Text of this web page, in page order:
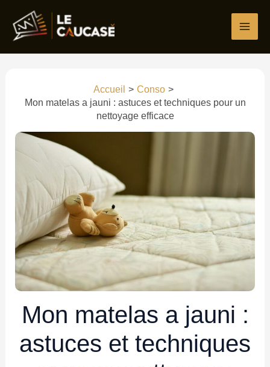
contenu
Accueil
Conso
Mon matelas a jauni : astuces et techniques pour un
nettoyage efficace
Mon matelas a jauni :
astuces et techniques